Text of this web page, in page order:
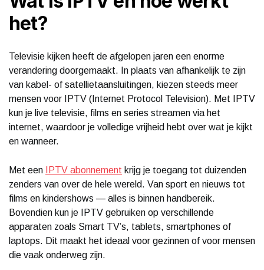
het?
Televisie kijken heeft de afgelopen jaren een enorme
verandering doorgemaakt. In plaats van afhankelijk te zijn
van kabel- of satellietaansluitingen, kiezen steeds meer
mensen voor IPTV (Internet Protocol Television). Met IPTV
kun je live televisie, films en series streamen via het
internet, waardoor je volledige vrijheid hebt over wat je kijkt
en wanneer.
Met een IPTV abonnement krijg je toegang tot duizenden
zenders van over de hele wereld. Van sport en nieuws tot
films en kindershows — alles is binnen handbereik.
Bovendien kun je IPTV gebruiken op verschillende
apparaten zoals Smart TV’s, tablets, smartphones of
laptops. Dit maakt het ideaal voor gezinnen of voor mensen
die vaak onderweg zijn.